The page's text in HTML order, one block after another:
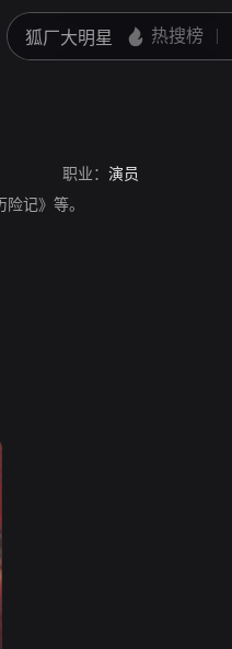
职业： 演员
记》等。